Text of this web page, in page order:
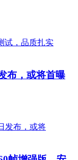
布，或将首曝